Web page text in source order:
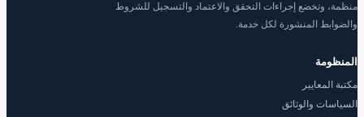
منظمة، وتخضع إجراءات التحقق والاعتماد والتسجيل للشروط
والضوابط المنشورة لكل خدمة.
المنظومة
مكتبة المعايير
السياسات والوثائق